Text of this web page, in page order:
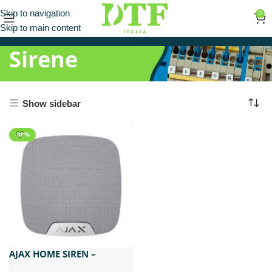
Skip to navigation
Skip to main content
0
Sirene
Show sidebar
-30%
AJAX HOME SIREN –